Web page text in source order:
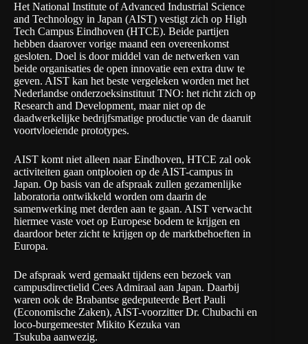
Het National Institute of Advanced Industrial Science
and Technology in Japan (AIST) vestigt zich op High
Tech Campus Eindhoven (HTCE). Beide partijen
hebben daarover vorige maand een overeenkomst
gesloten. Doel is door middel van de netwerken van
beide organisaties de open innovatie een extra duw te
geven. AIST kan het beste vergeleken worden met het
Nederlandse onderzoeksinstituut TNO: het richt zich op
Research and Development, maar niet op de
daadwerkelijke bedrijfsmatige productie van de daaruit
voortvloeiende prototypes.
AIST komt niet alleen naar Eindhoven, HTCE zal ook
activiteiten gaan ontplooien op de AIST-campus in
Japan. Op basis van de afspraak zullen gezamenlijke
laboratoria ontwikkeld worden om daarin de
samenwerking met derden aan te gaan. AIST verwacht
hiermee vaste voet op Europese bodem te krijgen en
daardoor beter zicht te krijgen op de marktbehoeften in
Europa.
De afspraak werd gemaakt tijdens een bezoek van
campusdirectielid Cees Admiraal aan Japan. Daarbij
waren ook de Brabantse gedeputeerde Bert Pauli
(Economische Zaken), AIST-voorzitter Dr. Chubachi en
loco-burgemeester Mikito Kezuka van
Tsukuba aanwezig.